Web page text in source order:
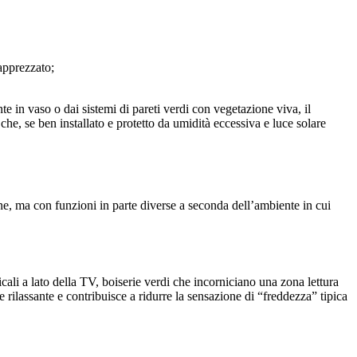
in vaso o dai sistemi di pareti verdi con vegetazione viva, il
se ben installato e protetto da umidità eccessiva e luce solare
ma con funzioni in parte diverse a seconda dell’ambiente in cui
a lato della TV, boiserie verdi che incorniciano una zona lettura
e contribuisce a ridurre la sensazione di “freddezza” tipica